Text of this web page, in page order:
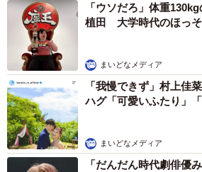
「ウソだろ」体重
植田 大学時代のほっそ
まいどなメディア
「我慢できず」村上佳
ハグ「可愛いふたり」
まいどなメディア
「だんだん時代劇俳優